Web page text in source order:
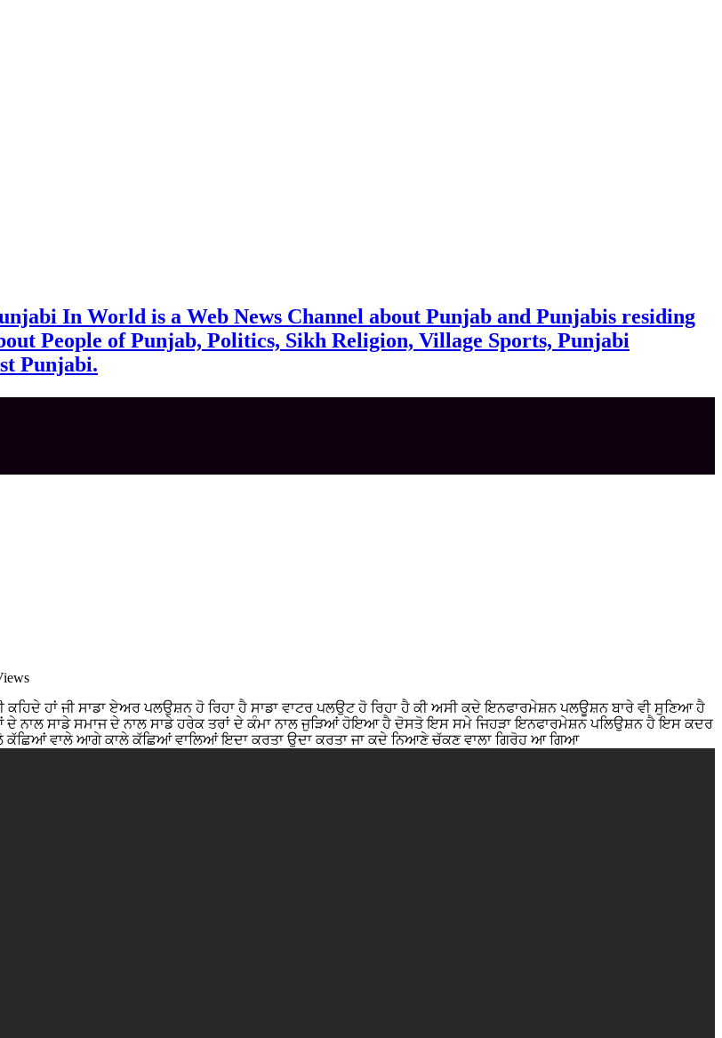
In World is a Web News Channel about Punjab and Punjabis residing
People of Punjab, Politics, Sikh Religion, Village Sports, Punjabi
Punjabi.
ਹਾਂ ਜੀ ਸਾਡਾ ਏਅਰ ਪਲਉਸ਼ਨ ਹੋ ਰਿਹਾ ਹੈ ਸਾਡਾ ਵਾਟਰ ਪਲਉਟ ਹੋ ਰਿਹਾ ਹੈ ਕੀ ਅਸੀ ਕਦੇ ਇਨਫਾਰਮੇਸ਼ਨ ਪਲਊਸ਼ਨ ਬਾਰੇ ਵੀ ਸੁਣਿਆ ਹੈ
ਨਾਲ ਸਾਡੇ ਸਮਾਜ ਦੇ ਨਾਲ ਸਾਡੇ ਹਰੇਕ ਤਰਾਂ ਦੇ ਕੰਮਾ ਨਾਲ ਜੁੜਿਆਂ ਹੋਇਆ ਹੈ ਦੋਸਤੋ ਇਸ ਸਮੇ ਜਿਹੜਾ ਇਨਫਾਰਮੇਸ਼ਨ ਪਲਿਉਸ਼ਨ ਹੈ ਇਸ ਕਦਰ
ਕੱਛਿਆਂ ਵਾਲੇ ਆਗੇ ਕਾਲੇ ਕੱਛਿਆਂ ਵਾਲਿਆਂ ਇਦਾ ਕਰਤਾ ਉਦਾ ਕਰਤਾ ਜਾ ਕਦੇ ਨਿਆਣੇ ਚੱਕਣ ਵਾਲਾ ਗਿਰੋਹ ਆ ਗਿਆ